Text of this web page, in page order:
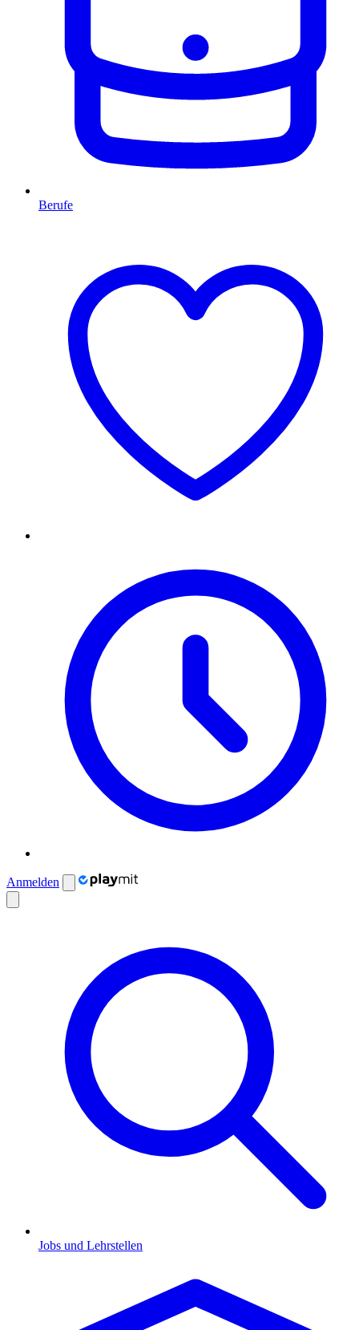
Berufe
Anmelden
Jobs und Lehrstellen